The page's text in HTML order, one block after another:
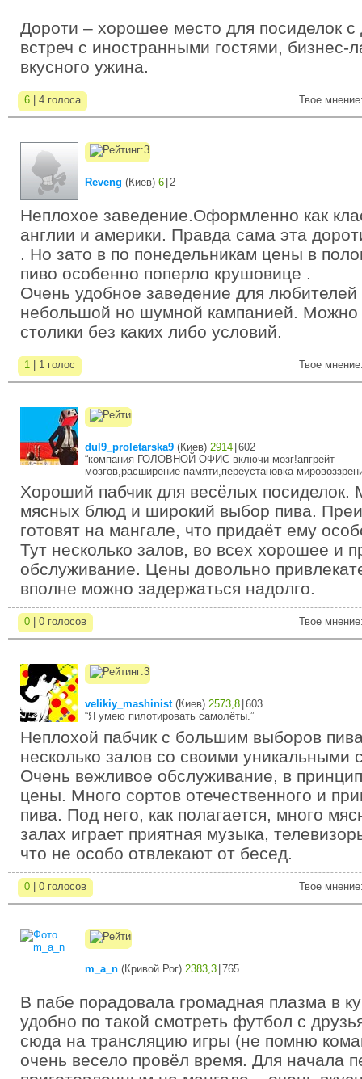
Дороти – хорошее место для посиделок с
встреч с иностранными гостями, бизнес-
вкусного ужина.
6 | 4 голоса Твое
Reveng (Киев) 6 2
Неплохое заведение.Оформленно как
англии и америки. Правда сама эта
. Но зато в по понедельникам цены в
пиво особенно поперло крушовице .
Очень удобное заведение для любителей
небольшой но шумной кампанией. Можно
столики без каких либо условий.
1 | 1 голос Твое
dul9_proletarska9 (Киев) 2914 602
“компания ГОЛОВНОЙ ОФИС включи мозг!апгрейт
мозгов,расширение памяти,переустановка
Хороший пабчик для весёлых посиделок.
мясных блюд и широкий выбор пива.
готовят на мангале, что придаёт ему
Тут несколько залов, во всех хорошее и
обслуживание. Цены довольно
вполне можно задержаться надолго.
0 | 0 голосов Твое
velikiy_mashinist(Киев) 2573,8 603
“Я умею пилотировать самолёты.”
Неплохой пабчик с большим выборов
несколько залов со своими уникальными
Очень вежливое обслуживание, в
цены. Много сортов отечественного и
пива. Под него, как полагается, много
залах играет приятная музыка,
что не особо отвлекают от бесед.
0 | 0 голосов Твое
m_a_n (Кривой Рог) 2383,3 765
В пабе порадовала громадная плазма в
удобно по такой смотреть футбол с
сюда на трансляцию игры (не помню
очень весело провёл время. Для начала